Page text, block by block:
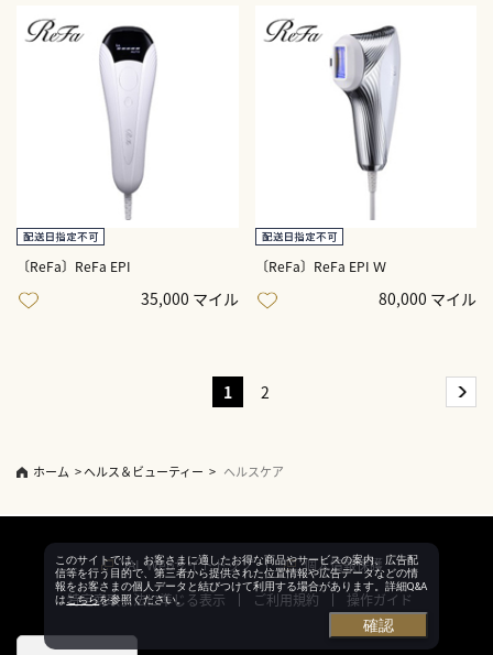
〔ReFa〕ReFa EPI
35,000 マイル
〔ReFa〕ReFa EPI Ｗ
80,000 マイル
1 2
ホーム >ヘルス＆ビューティー > ヘルスケア
JAL Webサイトトップ
個人情報保護
特定商取引法に準じる表示
ご利用規約 操作ガイド
このサイトでは、お客さまに適したお得な商品やサービスの案内、広告配
信等を行う目的で、第三者から提供された位置情報や広告データなどの情
報をお客さまの個人データと結びつけて利用する場合があります。詳細Q&A
はこちらを参照ください。
確認